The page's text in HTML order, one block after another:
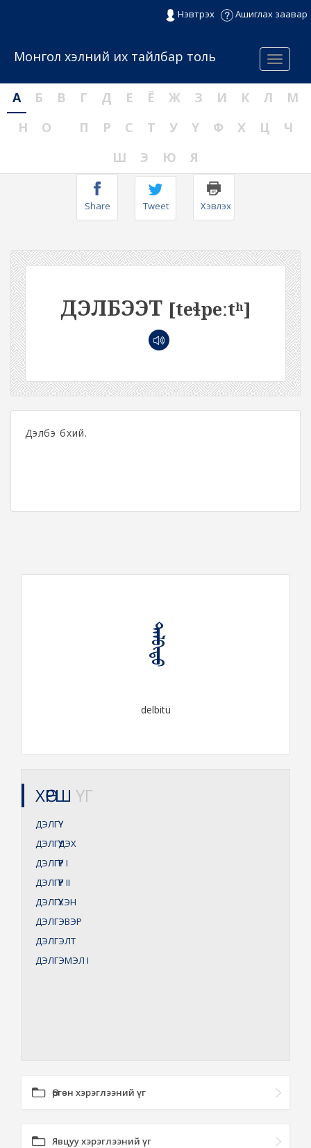
Нэвтрэх Ашиглах заавар
Menu
Монгол хэлний их тайлбар толь
А Б В Г Д Е Ё Ж З И К Л
М
Н
О П Р С Т У Ү Ф Х Ц
Ч
Ш
Э Ю Я
Share Tweet Хэвлэх
ДЭЛБЭЭТ [teɬpeːtʰ]
Дэлбэ бүхий.
ᠳᠡᠯᠪᠢᠲᠦ
delbitü
ХӨРШ ҮГ
ДЭЛГҮҮ
ДЭЛГҮҮДЭХ
ДЭЛГҮҮРI
ДЭЛГҮҮРII
ДЭЛГҮҮХЭН
ДЭЛГЭВЭР
ДЭЛГЭЛТ
ДЭЛГЭМЭЛ I
Өргөн хэрэглээний үг
Явцуу хэрэглээний үг